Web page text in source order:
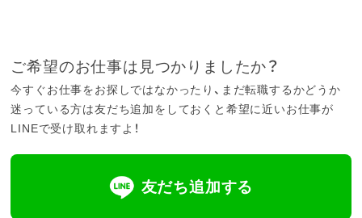
ご希望のお仕事は見つかりましたか？
今すぐお仕事をお探しではなかったり、まだ転職するかどうか
迷っている方は友だち追加をしておくと希望に近いお仕事が
LINEで受け取れますよ！
友だち追加する